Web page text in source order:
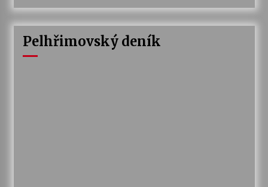
Pelhřimovský deník